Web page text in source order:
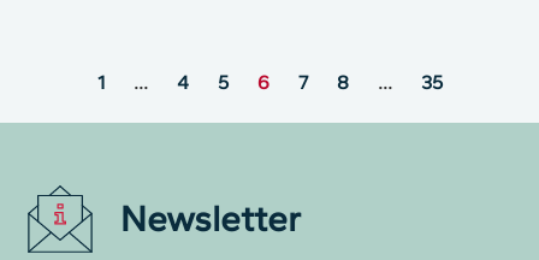
1 … 4 5 6 7 8 … 35
Newsletter